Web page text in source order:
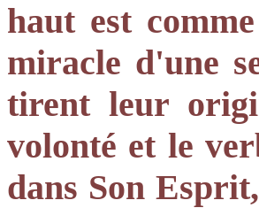
haut est
miracle d'une
tirent leur
volonté et le
dans Son